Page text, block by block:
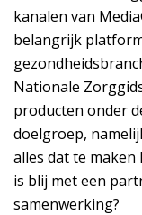
kanalen van
belangrijk
Nationale
producten onder
doelgroep,
alles dat te
is blij met een
samenwerking?